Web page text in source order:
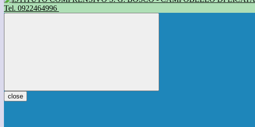
Tel. 0922464996
close